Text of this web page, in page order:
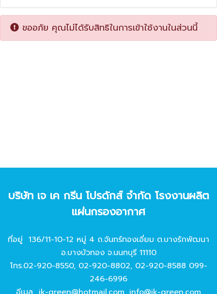
ขออภัย คุณไม่ได้รับสิทธิในการเข้าใช้งานในส่วนนี้
บริษัท เจ เค กรีน โปรดักส์ จํากัด โรงงานผลิต
แผ่นกรองอากาศ
ที่อยู่ 136/11-10-12 หมู่ 4 ถ.จันทร์ทองเอี่ยม ต.บางรักพัฒนา
อ.บางบัวทอง จ.นนทบุรี 11110
โทร.02-920-8550, 02-920-8802, 02-920-8588 099-
246-6996